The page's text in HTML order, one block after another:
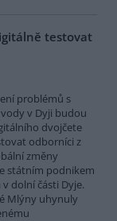
testovat
problémů s
v Dyji budou
dvojčete
odborníci z
změny
státním podnikem
dolní části Dyje.
Mlýny uhynuly